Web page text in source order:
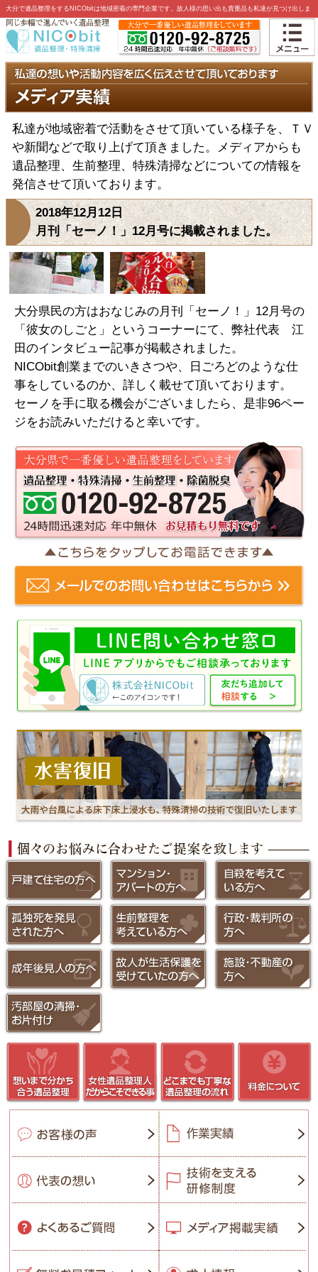
大分で遺品整理をするNICObitは地域密着の専門企業です。故人様の思い出も貴重品も私達が見つけ出しま
す。
私達が地域密着で活動をさせて頂いている様子を、ＴＶ
や新聞などで取り上げて頂きました。メディアからも
遺品整理、生前整理、特殊清掃などについての情報を
発信させて頂いております。
2018年12月12日
月刊「セーノ！」12月号に掲載されました。
大分県民の方はおなじみの月刊「セーノ！」12月号の
「彼女のしごと」というコーナーにて、弊社代表 江
田のインタビュー記事が掲載されました。
NICObit創業までのいきさつや、日ごろどのような仕
事をしているのか、詳しく載せて頂いております。
セーノを手に取る機会がございましたら、是非96ペー
ジをお読みいただけると幸いです。